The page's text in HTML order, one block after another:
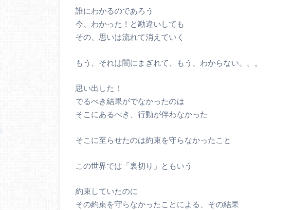
誰にわかるのであろう
今、わかった！と勘違いしても
その、思いは流れて消えていく
もう、それは闇にまぎれて、もう、わからない。。。
思い出した！
でるべき結果がでなかったのは
そこにあるべき、行動が伴わなかった
そこに至らせたのは約束を守らなかったこと
この世界では「裏切り」ともいう
約束していたのに
その約束を守らなかったことによる、その結果